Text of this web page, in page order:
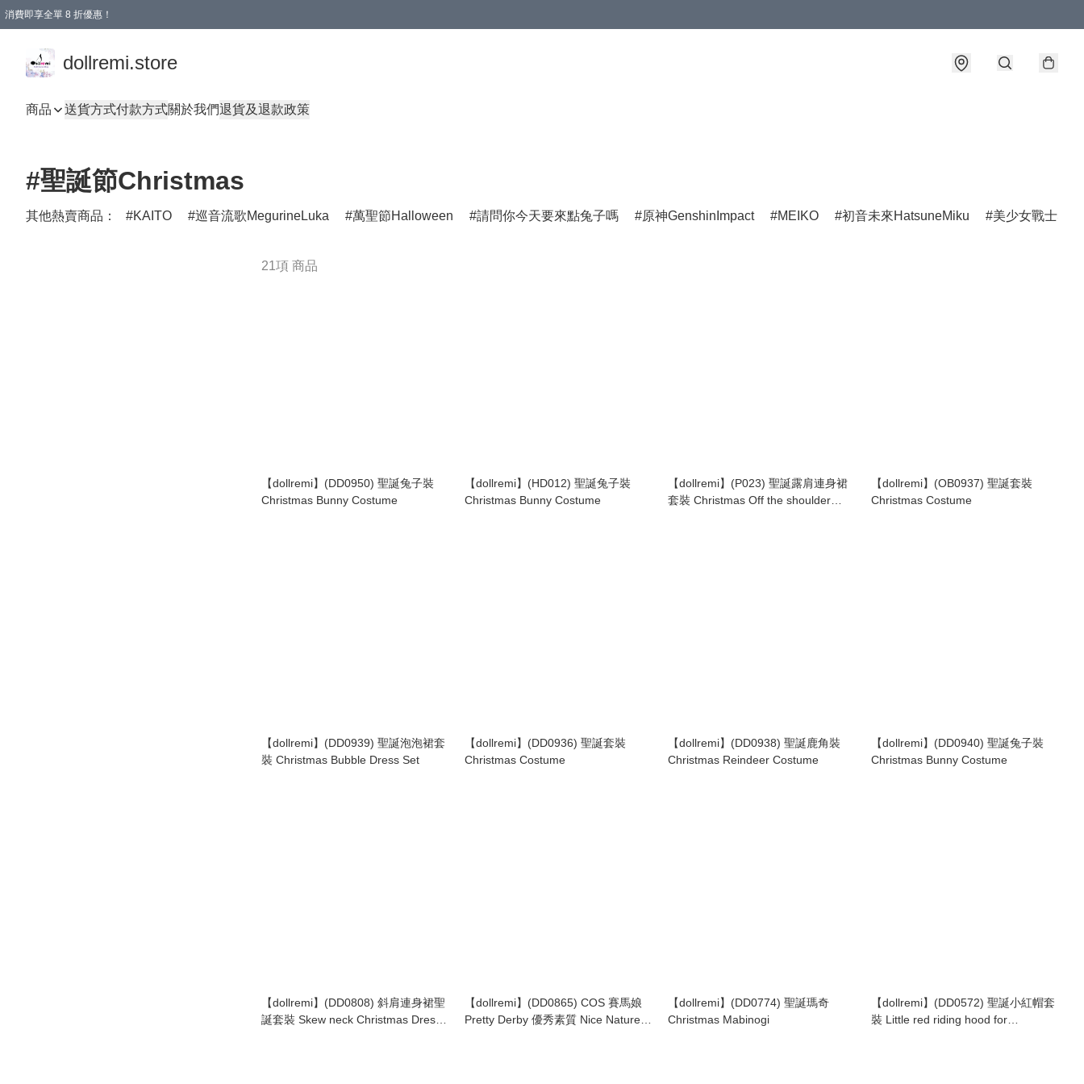
消費即享全單 8 折優惠！
dollremi.store
商品 送貨方式付款方式關於我們退貨及退款政策
#聖誕節Christmas
其他熱賣商品： KAITO 巡音流歌MegurineLuka 萬聖節Halloween 請問你今天要來點兔子嗎 原神GenshinImpact MEIKO 初音未來HatsuneMiku 美少女戰士
21項 商品
【dollremi】(DD0950) 聖誕兔子裝
Christmas Bunny Costume
【dollremi】(HD012) 聖誕兔子裝
Christmas Bunny Costume
【dollremi】(P023) 聖誕露肩連身裙
套裝 Christmas Off the shoulder
【dollremi】(OB0937) 聖誕套裝
Christmas Costume
【dollremi】(DD0939) 聖誕泡泡裙套
裝 Christmas Bubble Dress Set
【dollremi】(DD0936) 聖誕套裝
Christmas Costume
【dollremi】(DD0938) 聖誕鹿角裝
Christmas Reindeer Costume
【dollremi】(DD0940) 聖誕兔子裝
Christmas Bunny Costume
【dollremi】(DD0808) 斜肩連身裙聖
誕套裝 Skew neck Christmas Dress
【dollremi】(DD0865) COS 賽馬娘
Pretty Derby 優秀素質 Nice Nature -
【dollremi】(DD0774) 聖誕瑪奇
Christmas Mabinogi
【dollremi】(DD0572) 聖誕小紅帽套
裝 Little red riding hood for